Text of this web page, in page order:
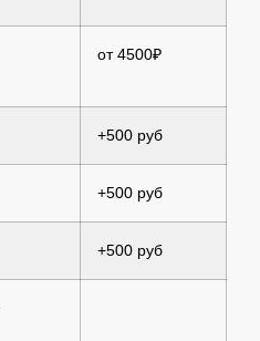
от 4500₽
+500 руб
+500 руб
+500 руб